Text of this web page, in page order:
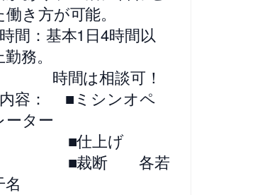
働き方が可能。
間：基本1日4時間以
務。
時間は相談可！
容： ■ミシンオペ
ーター
■仕上げ
■裁断 各若
名